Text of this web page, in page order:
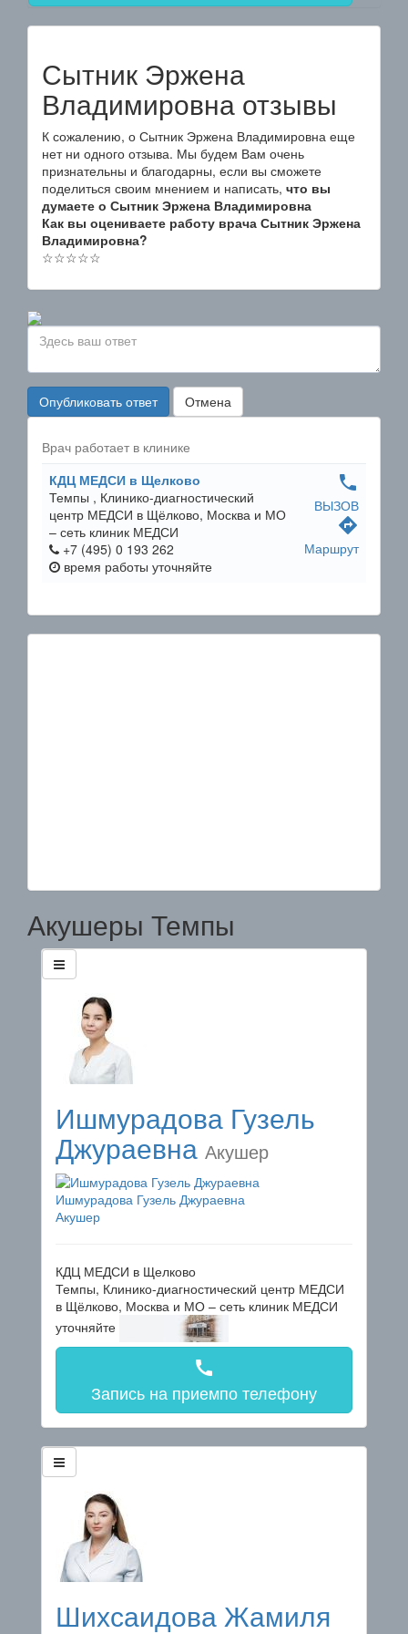
Сытник Эржена
Владимировна отзывы
К сожалению, о Сытник Эржена Владимировна еще
нет ни одного отзыва. Мы будем Вам очень
признательны и благодарны, если вы сможете
поделиться своим мнением и написать, что вы
думаете о Сытник Эржена Владимировна
Как вы оцениваете работу врача Сытник Эржена
Владимировна?
☆☆☆☆☆
Опубликовать ответ Отмена
Врач работает в клинике
КДЦ МЕДСИ в Щелково
Темпы , Клинико-диагностический
центр МЕДСИ в Щёлково, Москва и МО
– сеть клиник МЕДСИ
+7 (495) 0 193 262
время работы уточняйте
phone
ВЫЗОВ
directions
Маршрут
Акушеры Темпы
Ишмурадова Гузель
Джураевна Акушер
Ишмурадова Гузель Джураевна
Акушер
КДЦ МЕДСИ в Щелково
Темпы, Клинико-диагностический центр МЕДСИ
в Щёлково, Москва и МО – сеть клиник МЕДСИ
уточняйте
call
Запись на приемпо телефону
Шихсаидова Жамиля